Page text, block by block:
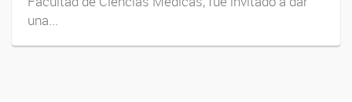
una...